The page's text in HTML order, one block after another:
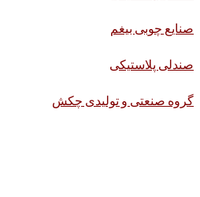
صنایع چوبی بیغم
صندلی پلاستیکی
گروه صنعتی و تولیدی چکش